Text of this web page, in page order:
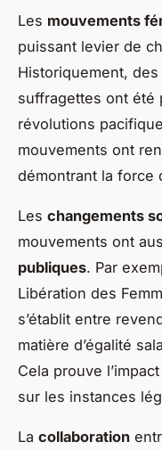
Les mouvements
puissant levier de
Historiquement,
suffragettes ont été
révolutions
mouvements ont
démontrant la force
Les changements
mouvements ont
publiques. Par
Libération des
s’établit entre
matière d’égalité
Cela prouve
sur les instances
La collaboration